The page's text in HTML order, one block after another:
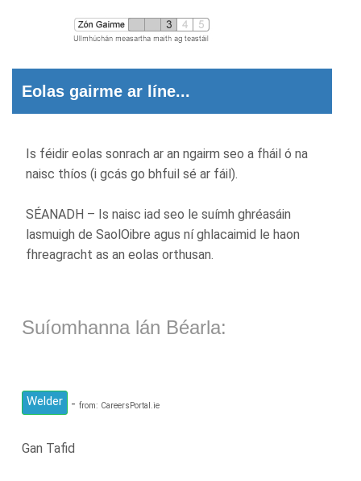
Eolas gairme ar líne...
Is féidir eolas sonrach ar an ngairm seo a fháil ó na
naisc thíos (i gcás go bhfuil sé ar fáil).
SÉANADH – Is naisc iad seo le suímh ghréasáin
lasmuigh de SaolOibre agus ní ghlacaimid le haon
fhreagracht as an eolas orthusan.
Suíomhanna lán Béarla:
Welder - from: CareersPortal.ie
Gan Tafid